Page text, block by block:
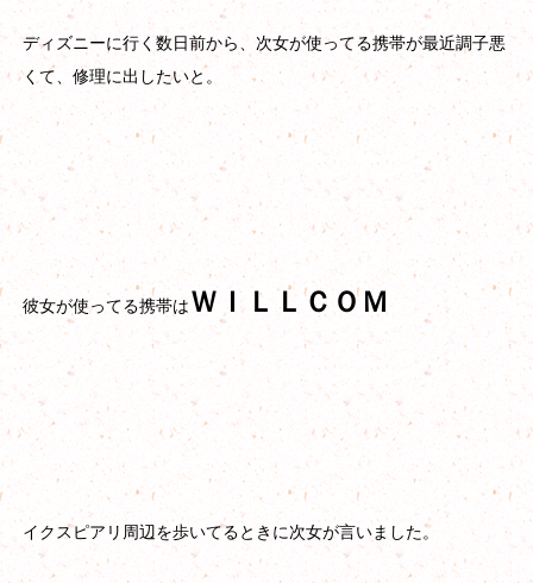
ディズニーに行く数日前から、次女が使ってる携帯が最近調子悪
くて、修理に出したいと。
彼女が使ってる携帯はＷＩＬＬＣＯＭ
イクスピアリ周辺を歩いてるときに次女が言いました。